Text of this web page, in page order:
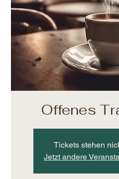
Offenes
Tickets stehen
Jetzt andere